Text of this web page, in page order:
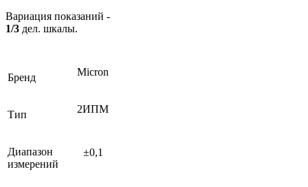
Вариация показаний -
1/3 дел. шкалы.
Бренд Micron
Тип 2ИПМ
Диапазон
измерений
±0,1